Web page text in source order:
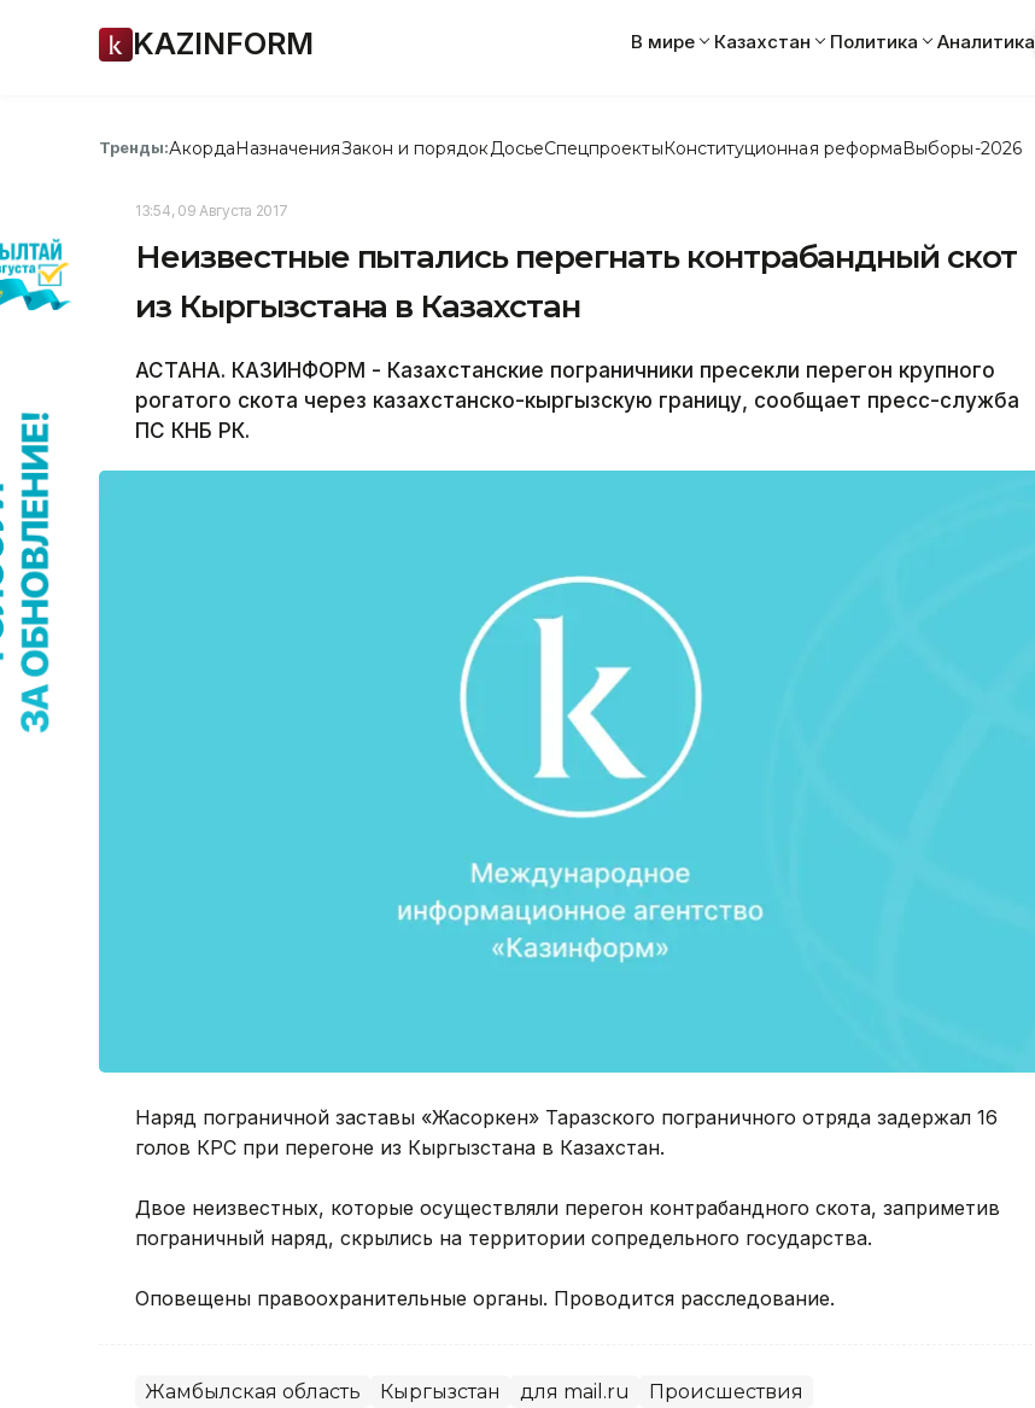
KAZINFORM В мире Казахстан Политика Аналитика
Тренды:АкордаНазначенияЗакон и порядок ДосьеСпецпроектыКонституционная реформаВыборы-2026
13:54, 09 Августа 2017
Неизвестные пытались перегнать контрабандный скот
из Кыргызстана в Казахстан
АСТАНА. КАЗИНФОРМ - Казахстанские пограничники пресекли перегон крупного
рогатого скота через казахстанско-кыргызскую границу, сообщает пресс-служба
ПС КНБ РК.
Наряд пограничной заставы «Жасоркен» Таразского пограничного отряда задержал 16
голов КРС при перегоне из Кыргызстана в Казахстан.
Двое неизвестных, которые осуществляли перегон контрабандного скота, заприметив
пограничный наряд, скрылись на территории сопредельного государства.
Оповещены правоохранительные органы. Проводится расследование.
Жамбылская область Кыргызстан для mail.ru
Происшествия